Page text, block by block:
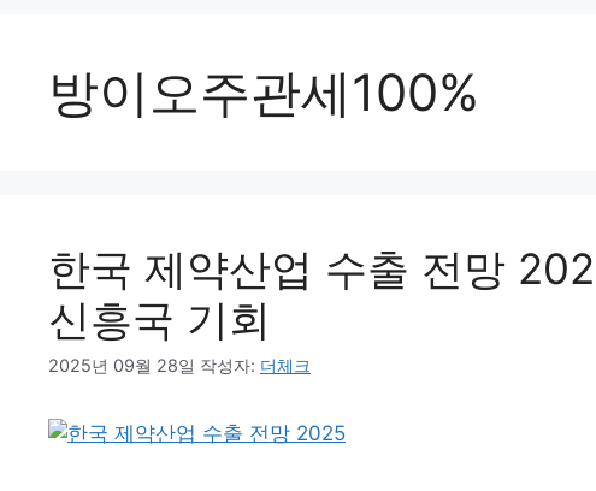
방이오주관세100%
한국 제약산업 수출 전망
신흥국 기회
2025년 09월 28일 작성자: 더체크